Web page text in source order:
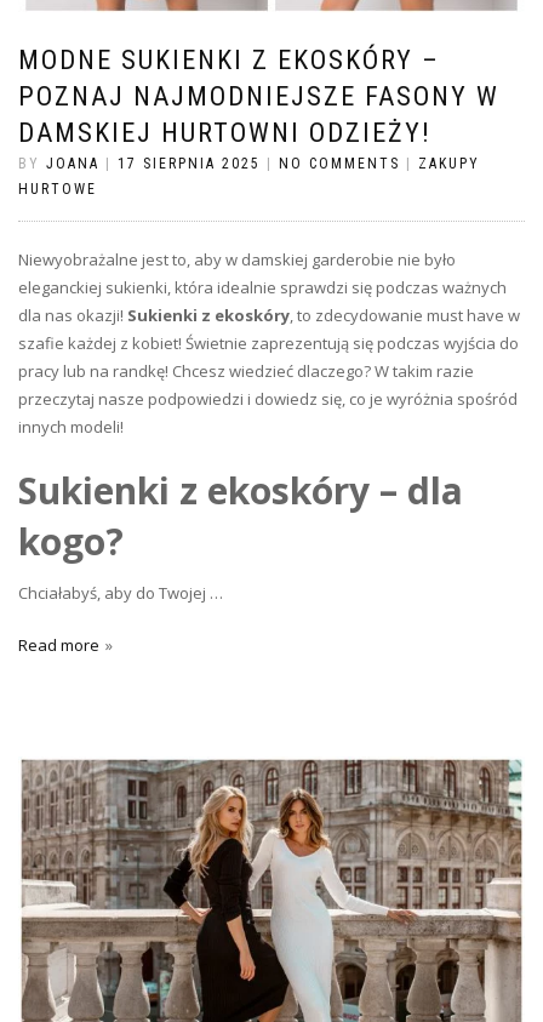
MODNE SUKIENKI Z EKOSKÓRY –
POZNAJ NAJMODNIEJSZE FASONY W
DAMSKIEJ HURTOWNI ODZIEŻY!
BY JOANA 17 SIERPNIA 2025 NO COMMENTS
ZAKUPY
HURTOWE
Niewyobrażalne jest to, aby w damskiej garderobie nie było
eleganckiej sukienki, która idealnie sprawdzi się podczas ważnych
dla nas okazji! Sukienki z ekoskóry, to zdecydowanie must have w
szafie każdej z kobiet! Świetnie zaprezentują się podczas wyjścia do
pracy lub na randkę! Chcesz wiedzieć dlaczego? W takim razie
przeczytaj nasze podpowiedzi i dowiedz się, co je wyróżnia spośród
innych modeli!
Sukienki z ekoskóry – dla
kogo?
Chciałabyś, aby do Twojej …
Read more